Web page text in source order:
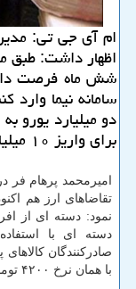
ام آی جی تی:
اظهار داشت: طبق
شش ماه فرصت
سامانه نیما وارد
دو میلیارد یورو
برای واریز ۱۰ میلیارد یورو به سامانه نیما است.
امیرمحمد پرهام فر
تقاضاهای ارز هم
نمود: دسته ای از
دسته ای با
صادركنندگان
با همان نرخ ۴۲۰۰ تومان وارد سامانه نیما كنند.